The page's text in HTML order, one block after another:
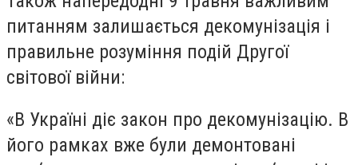
питанням залишається декомунізація і
правильне розуміння подій Другої
світової війни:
«В Україні діє закон про декомунізацію. В
його рамках вже були демонтовані